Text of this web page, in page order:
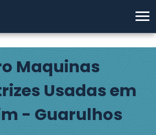
Maquinas
Usadas em
- Guarulhos